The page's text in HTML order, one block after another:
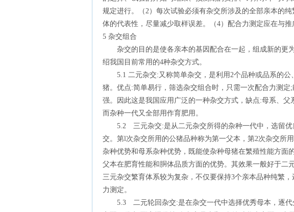
规定进行。（2）每次试验必须有杂交所涉及的全部亲本的
体的代表性，尽量减少取样误差。（4）配合力测定应在与推
5 杂交组合
杂交的目的是使各亲本的基因配合在一起，组成新的更
绍我国目前常用的4种杂交方式。
5.1 二元杂交:又称简单杂交，是利用2个品种或品系的公
猪。优点:简单易行，筛选杂交组合时，只需一次配合力测
强。因此这是我国应用广泛的一种杂交方式，缺点:母系、父
而杂种一代又全部用作育肥用。
5.2 三元杂交:是从二元杂交所得的杂种一代中，选留优
交。第l次杂交所用的公猪品种称为第一父本，第2次杂交所
杂种优势和母系杂种优势，既能使杂种母猪在繁殖性能方面
父本在肥育性能和胴体品质方面的优势。其效果一般好于二
三元杂交繁育体系较为复杂，不仅要保持3个亲本品种纯繁
力测定。
5.3 二元轮回杂交:是在杂交一代中选择优秀母本，逐代